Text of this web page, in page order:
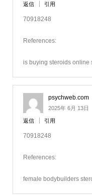
返信 引用
70918248
References:
is buying steroids online
psychweb.com
2025年 6月 13日
返信 引用
70918248
References:
female bodybuilders